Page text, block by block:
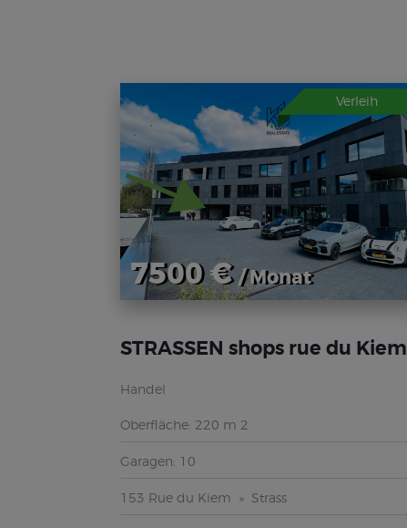
Verleih
7500 €/ Monat
STRASSEN shops rue du Kiem
Handel
Oberfläche: 220 m 2
Garagen: 10
153 Rue du Kiem Strass